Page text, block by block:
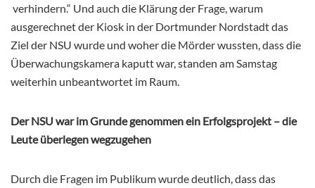
verhindern.“ Und auch die Klärung der Frage, warum
ausgerechnet der Kiosk in der Dortmunder Nordstadt das
Ziel der NSU wurde und woher die Mörder wussten, dass die
Überwachungskamera kaputt war, standen am Samstag
weiterhin unbeantwortet im Raum.
Der NSU war im Grunde genommen ein Erfolgsprojekt – die
Leute überlegen wegzugehen
Durch die Fragen im Publikum wurde deutlich, dass das